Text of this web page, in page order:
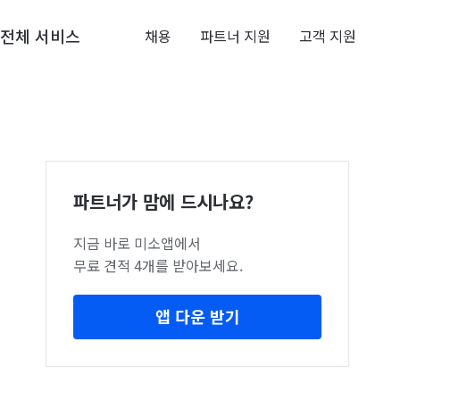
전체 서비스 채용 파트너 지원 고객 지원
파트너가 맘에 드시나요?
지금 바로 미소앱에서
무료 견적 4개를 받아보세요.
앱 다운 받기